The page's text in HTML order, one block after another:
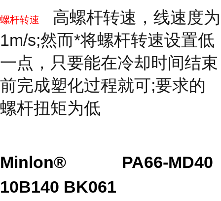
螺杆转速
高螺杆转速，线速度为
1m/s;然而*将螺杆转速设置低
一点，只要能在冷却时间结束
前完成塑化过程就可;要求的
螺杆扭矩为低
Minlon®
10B140 BK061
PA66-MD40